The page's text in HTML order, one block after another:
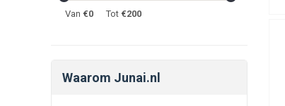
Van €0 Tot €200
Waarom Junai.nl